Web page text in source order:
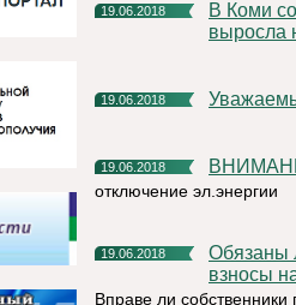
19.06.2018
В Коми собираемость взносов на капитальный ремонт с мая
выросла
19.06.2018
19.06.2018
отключение эл.энергии
19.06.2018
Обязаны ли собственники помещений в МКД оплачивать
взносы
Вправе ли